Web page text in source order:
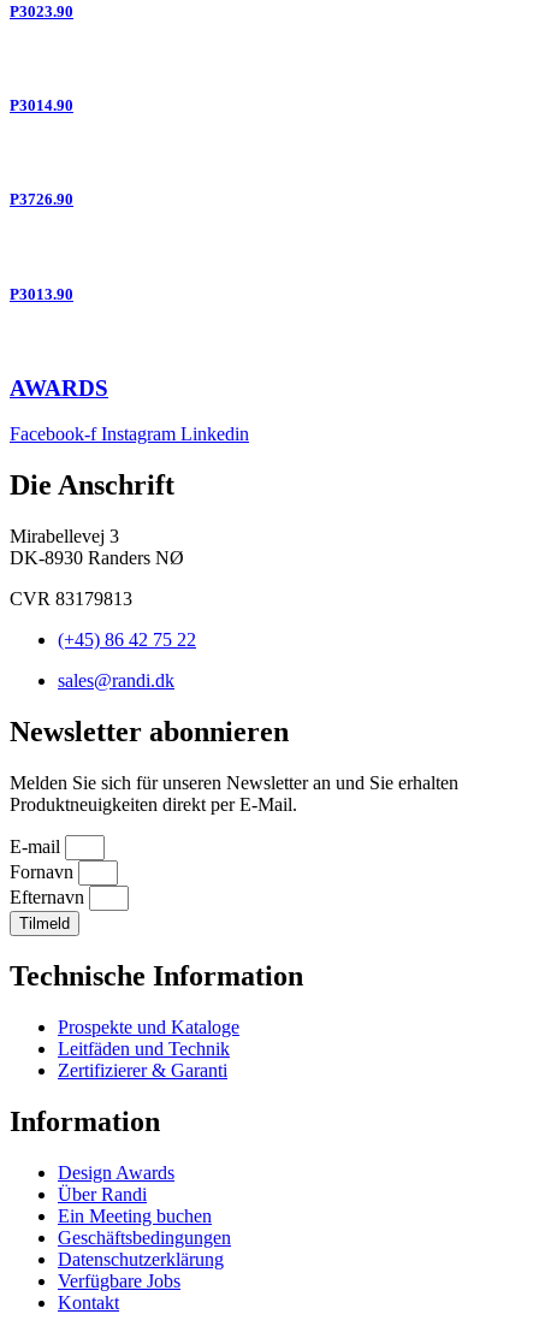
P3023.90
P3014.90
P3726.90
P3013.90
AWARDS
Facebook-f Instagram Linkedin
Die Anschrift
Mirabellevej 3
DK-8930 Randers NØ
CVR 83179813
(+45) 86 42 75 22
sales@randi.dk
Newsletter abonnieren
Melden Sie sich für unseren Newsletter an und Sie erhalten
Produktneuigkeiten direkt per E-Mail.
E-mail
Fornavn
Efternavn
Tilmeld
Technische Information
Prospekte und Kataloge
Leitfäden und Technik
Zertifizierer & Garanti
Information
Design Awards
Über Randi
Ein Meeting buchen
Geschäftsbedingungen
Datenschutzerklärung
Verfügbare Jobs
Kontakt